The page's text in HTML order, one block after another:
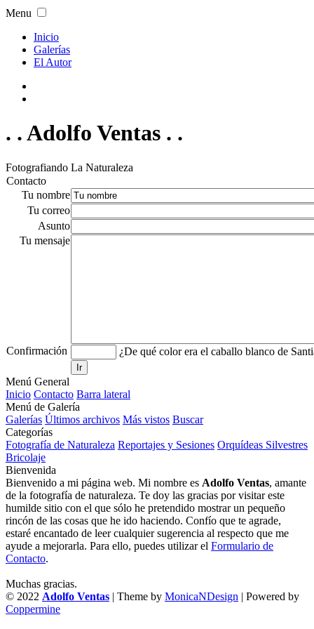
Menu
Inicio
Galerías
El Autor
. . Adolfo Ventas . .
Fotografiando La Naturaleza
Contacto
Tu nombre
Tu correo
Asunto
Tu mensaje
Confirmación ¿De qué color era el caballo blanco de
Ir
Menú General
Inicio Contacto Barra lateral
Menú de Galería
Galerías Últimos archivos Más vistos Buscar
Categorías
Fotografía de Naturaleza Reportajes y Sesiones Orquídeas Silvestres
Bricolaje
Bienvenida
Bienvenido a mi página web. Mi nombre es Adolfo Ventas, amante
de la fotografía de naturaleza. Te doy las gracias por visitar este
humilde sitio con el que sólo he pretendido mostrar un pequeño
rincón de las cosas que he ido haciendo. Confío que te agrade,
estaré encantado de leer cualquier sugerencia al respecto que me
ayude a mejorarla. Para ello, puedes utilizar el Formulario de
Contacto.
Muchas gracias.
© 2022 Adolfo Ventas | Theme by MonicaNDesign | Powered by
Coppermine